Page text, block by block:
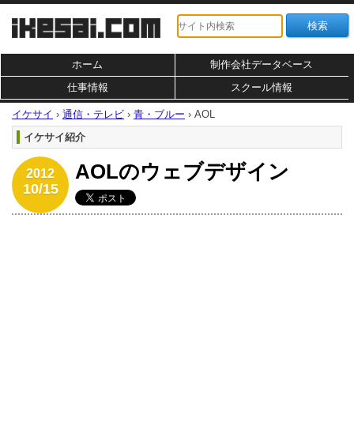
ホーム
制作会社データベース
仕事情報
スクール情報
イケサイ › 通信・テレビ › 青・ブルー › AOL
イケサイ紹介
2012
10/15
AOLのウェブデザイン